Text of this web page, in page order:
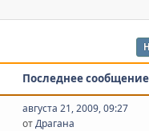
Последнее сообщение
августа 21, 2009, 09:27
отДрагана